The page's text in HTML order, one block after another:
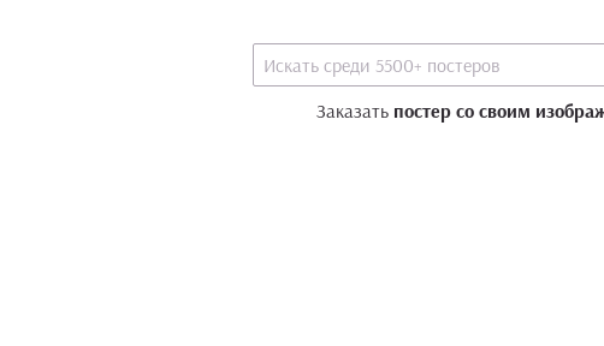
Заказать постер со своим